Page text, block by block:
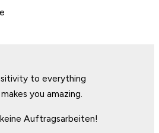
to everything
you amazing.
Auftragsarbeiten!